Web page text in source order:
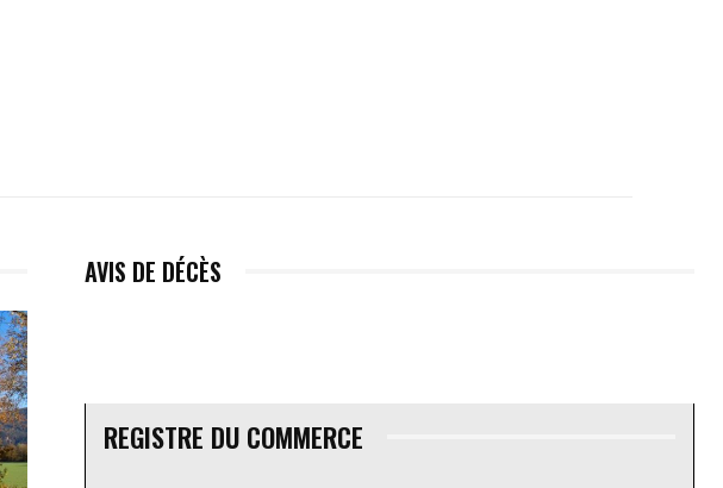
AVIS DE DÉCÈS
REGISTRE DU COMMERCE